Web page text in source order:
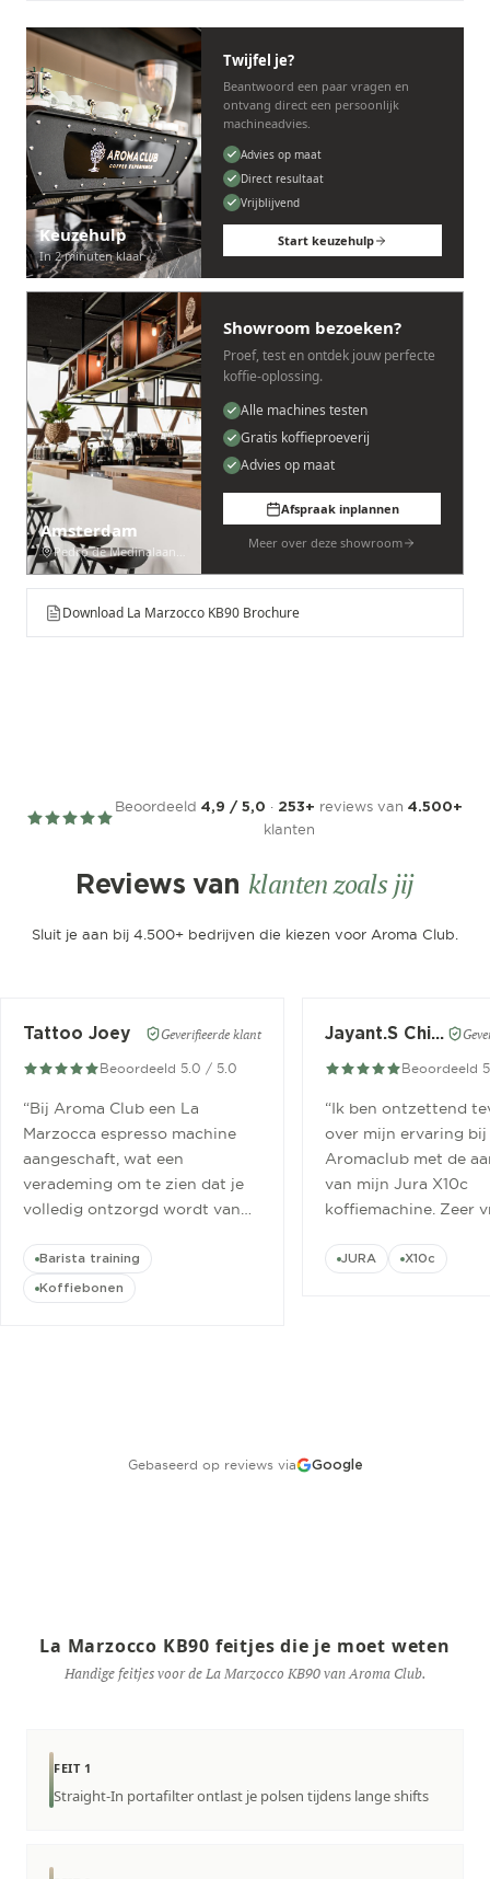
Keuzehulp
In 2 minuten klaar
Twijfel je?
Beantwoord een paar vragen en
ontvang direct een persoonlijk
machineadvies.
Advies op maat
Direct resultaat
Vrijblijvend
Start keuzehulp
Amsterdam
Pedro de Medinalaan 53
Showroom bezoeken?
Proef, test en ontdek jouw perfecte
koffie-oplossing.
Alle machines testen
Gratis koffieproeverij
Advies op maat
Afspraak inplannen
Meer over deze showroom
Download La Marzocco KB90 Brochure
Beoordeeld 4,9 / 5,0 · 253+ reviews van 4.500+
klanten
Reviews van klanten zoals jij
Sluit je aan bij 4.500+ bedrijven die kiezen voor Aroma Club.
Tattoo Joey Geverifieerde klant
Beoordeeld 5.0 / 5.0
“Bij Aroma Club een La
Marzocca espresso machine
aangeschaft, wat een
verademing om te zien dat je
volledig ontzorgd wordt van
cursus.”
Barista training
Koffiebonen
Jayant.S Chitaroe
Beoordeeld
“Ik ben ontzettend
over mijn ervaring bij
Aromaclub met de
van mijn Jura X10c
koffiemachine. Zeer
JURA X10c
Gebaseerd op reviews via Google
La Marzocco KB90 feitjes die je moet weten
Handige feitjes voor de La Marzocco KB90 van Aroma Club.
FEIT 1
Straight-In portafilter ontlast je polsen tijdens lange shifts